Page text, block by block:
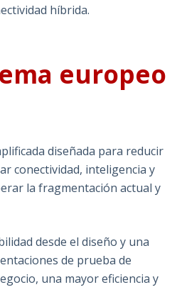
híbrida.
europeo
diseñada para reducir
conectividad, inteligencia y
la fragmentación actual y
desde el diseño y una
de prueba de
una mayor eficiencia y